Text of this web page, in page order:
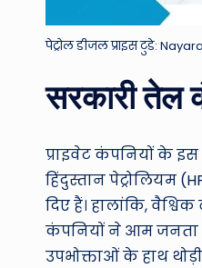
पेट्रोल डीजल प्राइस टुडे:
सरकारी तेल
प्राइवेट कंपनियों के
हिंदुस्तान पेट्रोलियम
दिए हैं। हालांकि,
कंपनियों ने आम जनता
उपभोक्ताओं के हाथ